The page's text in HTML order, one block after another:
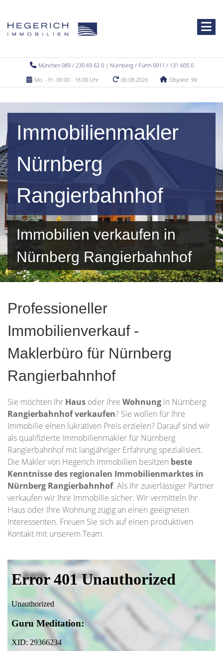
München 089 / 230 69 62 0 | Nürnberg / Fürth 0911 / 131 605 0
Mo. - Fr. 09.00 - 18.00 Uhr
06.08.2026 Objekte: 99
Immobilienmakler
Nürnberg
Rangierbahnhof
Immobilien verkaufen in
Nürnberg Rangierbahnhof
Professioneller
Immobilienverkauf -
Maklerbüro für Nürnberg
Rangierbahnhof
Sie möchten Ihr Haus oder ihre Wohnung in Nürnberg
Rangierbahnhof verkaufen? Sie wollen für Ihre
Immobilie einen lukrativen Preis erzielen? Darauf sind wir
als qualifizierte Immobilienmakler für Nürnberg
Rangierbahnhof mit langjähriger Erfahrung spezialisiert.
Die Makler von Hegerich Immobilien besitzen beste
Kenntnisse des regionalen Immobilienmarktes in
Nürnberg Rangierbahnhof. Als Ihr zuverlässiger Partner
verkaufen wir Ihre Immobilie sicher. Wir vermitteln Ihr
Haus oder Ihre Wohnung zügig an einen geeigneten
Interessenten. Freuen Sie sich auf einen produktiven
Kontakt mit unserem Team.